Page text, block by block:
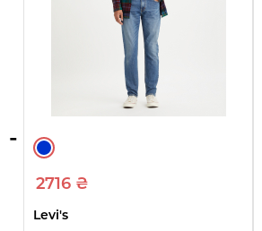
-
2716 ₴
Levi's